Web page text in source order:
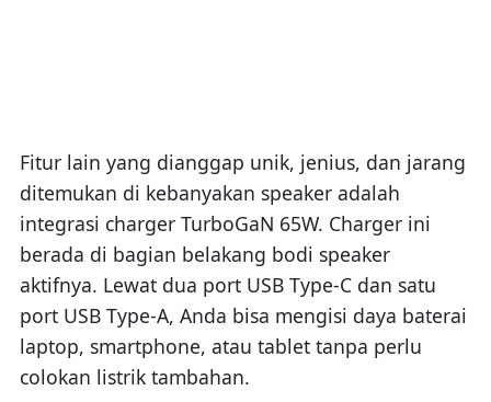
Fitur lain yang dianggap unik, jenius, dan jarang
ditemukan di kebanyakan speaker adalah
integrasi charger TurboGaN 65W. Charger ini
berada di bagian belakang bodi speaker
aktifnya. Lewat dua port USB Type-C dan satu
port USB Type-A, Anda bisa mengisi daya baterai
laptop, smartphone, atau tablet tanpa perlu
colokan listrik tambahan.